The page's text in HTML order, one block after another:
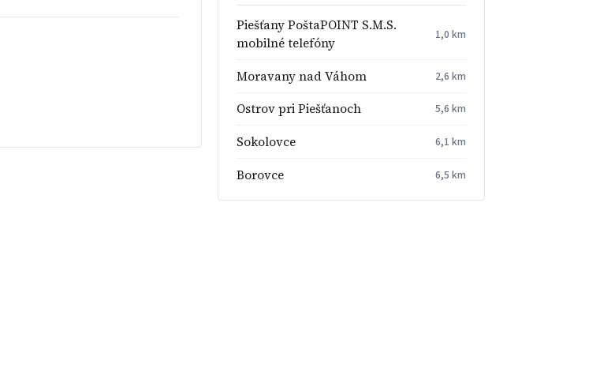
Piešťany PoštaPOINT S.M.S.
mobilné telefóny
1,0 km
Moravany nad Váhom 2,6 km
Ostrov pri Piešťanoch 5,6 km
Sokolovce 6,1 km
Borovce 6,5 km